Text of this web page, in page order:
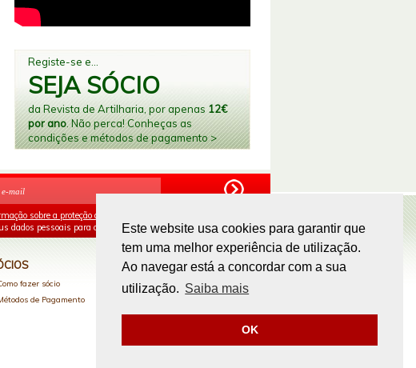
Este website usa cookies para garantir que
tem uma melhor experiência de utilização.
Ao navegar está a concordar com a sua
utilização. Saiba mais
OK
Registe-se e...
SEJA SÓCIO
da Revista de Artilharia, por apenas 12€
por ano. Não perca! Conheças as
condições e métodos de pagamento >
sobre a proteção de dados
dados pessoais para os fins mencionados.
fazer sócio
de Pagamento
PAGAMENTOS ONLINE